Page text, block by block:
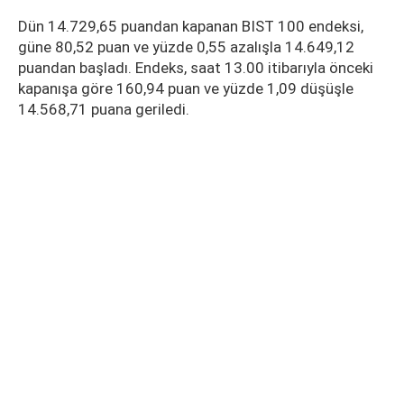
Dün 14.729,65 puandan kapanan BIST 100 endeksi,
güne 80,52 puan ve yüzde 0,55 azalışla 14.649,12
puandan başladı. Endeks, saat 13.00 itibarıyla önceki
kapanışa göre 160,94 puan ve yüzde 1,09 düşüşle
14.568,71 puana geriledi.